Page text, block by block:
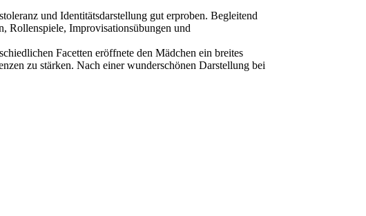
und Identitätsdarstellung gut erproben. Begleitend
Rollenspiele, Improvisationsübungen und
Facetten eröffnete den Mädchen ein breites
zu stärken. Nach einer wunderschönen Darstellung bei